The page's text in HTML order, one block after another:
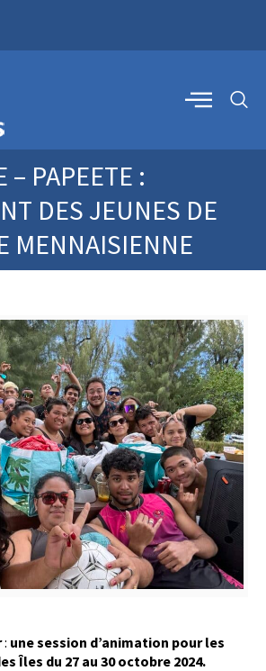
– PAPEETE :
DES JEUNES DE
MENNAISIENNE
: une session d’animation pour les
Îles du 27 au 30 octobre 2024.